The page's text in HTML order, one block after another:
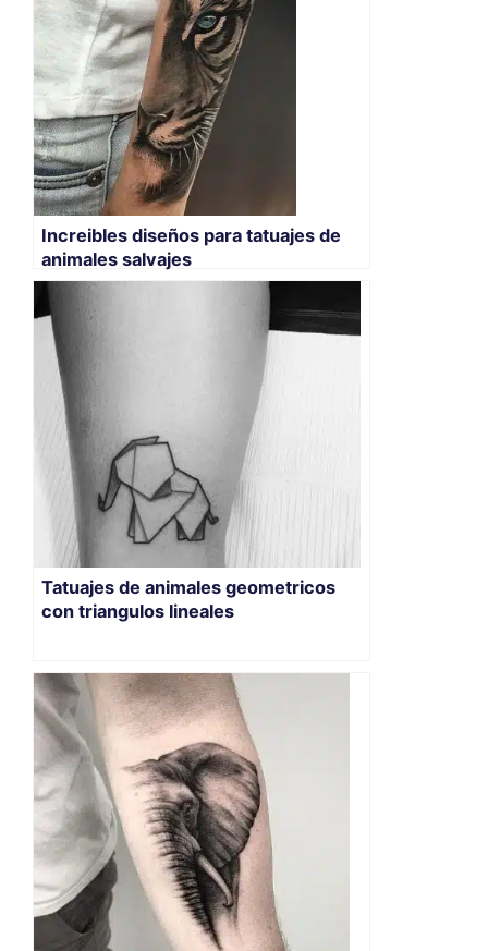
Increibles diseños para tatuajes de
animales salvajes
Tatuajes de animales geometricos
con triangulos lineales